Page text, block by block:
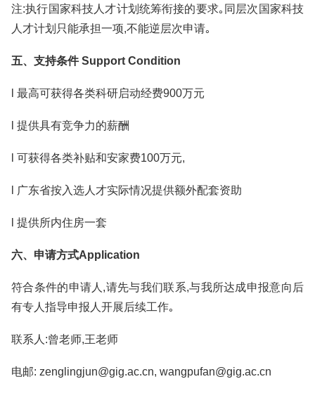
注:执行国家科技人才计划统筹衔接的要求｡同层次国家科技
人才计划只能承担一项,不能逆层次申请｡
五、支持条件 Support Condition
l 最高可获得各类科研启动经费900万元
l 提供具有竞争力的薪酬
l 可获得各类补贴和安家费100万元,
l 广东省按入选人才实际情况提供额外配套资助
l 提供所内住房一套
六、申请方式Application
符合条件的申请人,请先与我们联系,与我所达成申报意向后
有专人指导申报人开展后续工作｡
联系人:曾老师,王老师
电邮: zenglingjun@gig.ac.cn, wangpufan@gig.ac.cn